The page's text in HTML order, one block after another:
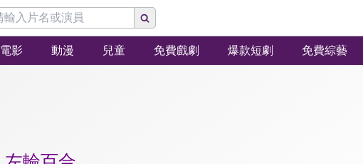
電影 動漫 兒童 免費戲劇 爆款短劇 免費綜藝